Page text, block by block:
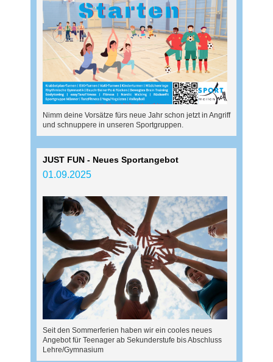
Nimm deine Vorsätze fürs neue Jahr schon jetzt in Angriff
und schnuppere in unseren Sportgruppen.
JUST FUN - Neues Sportangebot
01.09.2025
Seit den Sommerferien haben wir ein cooles neues
Angebot für Teenager ab Sekunderstufe bis Abschluss
Lehre/Gymnasium